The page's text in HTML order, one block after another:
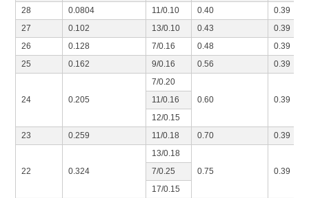
28
0.0804 11/0.10 0.40
0.39
27
0.102 13/0.10 0.43
0.39
26
0.128 7/0.16 0.48
0.39
25
0.162 9/0.16 0.56 0.39
24 0.205
7/0.20
0.60
0.39
11/0.16
12/0.15
23
0.259 11/0.18 0.70 0.39
22 0.324
13/0.18
0.75
0.39
7/0.25
17/0.15